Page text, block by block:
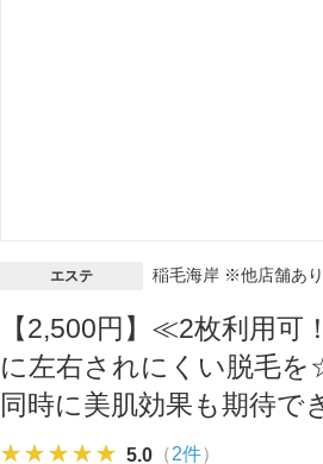
エステ 稲毛海岸 ※他店舗あり
【2,500円】≪2枚利用可
に左右されにくい脱毛
同時に美肌効果も期待で
★★★★★
★★★★★
★★★★★ 5.0 （2件）